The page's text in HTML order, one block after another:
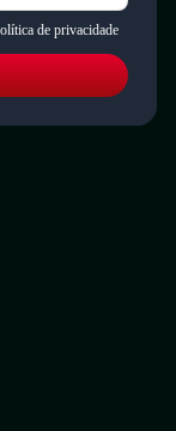
de privacidade